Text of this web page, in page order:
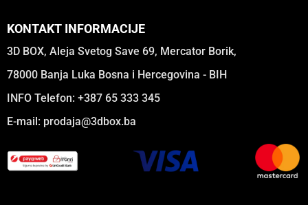
KONTAKT INFORMACIJE
3D BOX, Aleja Svetog Save 69, Mercator Borik,
78000 Banja Luka Bosna i Hercegovina - BIH
INFO Telefon: +387 65 333 345
E-mail: prodaja@3dbox.ba